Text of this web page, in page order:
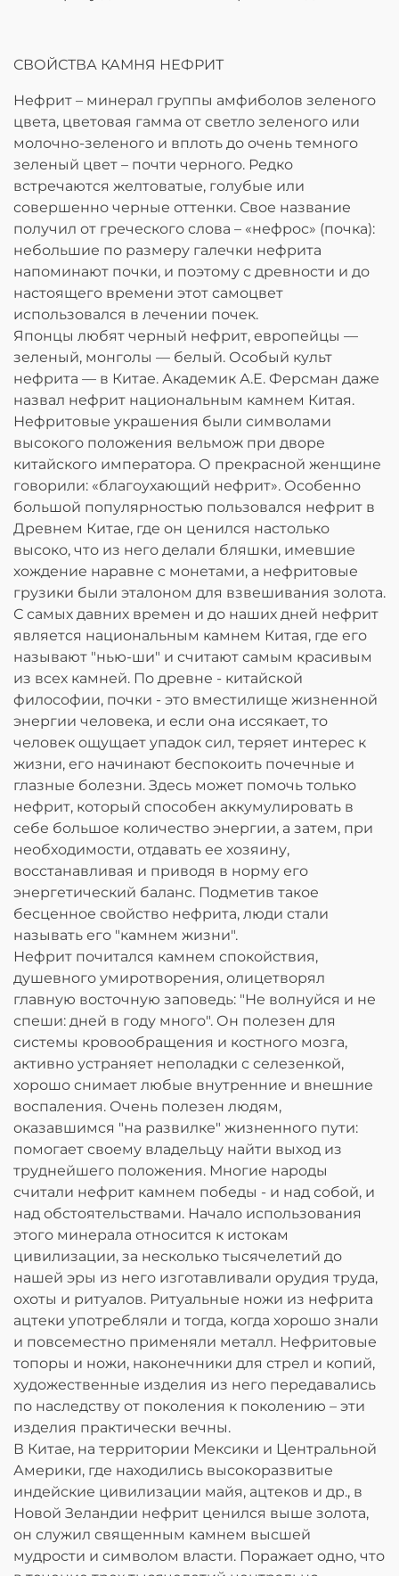
СВОЙСТВА КАМНЯ НЕФРИТ
Нефрит – минерал группы амфиболов зеленого
цвета, цветовая гамма от светло зеленого или
молочно-зеленого и вплоть до очень темного
зеленый цвет – почти черного. Редко
встречаются желтоватые, голубые или
совершенно черные оттенки. Свое название
получил от греческого слова – «нефрос» (почка):
небольшие по размеру галечки нефрита
напоминают почки, и поэтому с древности и до
настоящего времени этот самоцвет
использовался в лечении почек.
Японцы любят черный нефрит, европейцы —
зеленый, монголы — белый. Особый культ
нефрита — в Китае. Академик А.Е. Ферсман даже
назвал нефрит национальным камнем Китая.
Нефритовые украшения были символами
высокого положения вельмож при дворе
китайского императора. О прекрасной женщине
говорили: «благоухающий нефрит». Особенно
большой популярностью пользовался нефрит в
Древнем Китае, где он ценился настолько
высоко, что из него делали бляшки, имевшие
хождение наравне с монетами, а нефритовые
грузики были эталоном для взвешивания золота.
С самых давних времен и до наших дней нефрит
является национальным камнем Китая, где его
называют "нью-ши" и считают самым красивым
из всех камней. По древне - китайской
философии, почки - это вместилище жизненной
энергии человека, и если она иссякает, то
человек ощущает упадок сил, теряет интерес к
жизни, его начинают беспокоить почечные и
глазные болезни. Здесь может помочь только
нефрит, который способен аккумулировать в
себе большое количество энергии, а затем, при
необходимости, отдавать ее хозяину,
восстанавливая и приводя в норму его
энергетический баланс. Подметив такое
бесценное свойство нефрита, люди стали
называть его "камнем жизни".
Нефрит почитался камнем спокойствия,
душевного умиротворения, олицетворял
главную восточную заповедь: "Не волнуйся и не
спеши: дней в году много". Он полезен для
системы кровообращения и костного мозга,
активно устраняет неполадки с селезенкой,
хорошо снимает любые внутренние и внешние
воспаления. Очень полезен людям,
оказавшимся "на развилке" жизненного пути:
помогает своему владельцу найти выход из
труднейшего положения. Многие народы
считали нефрит камнем победы - и над собой, и
над обстоятельствами. Начало использования
этого минерала относится к истокам
цивилизации, за несколько тысячелетий до
нашей эры из него изготавливали орудия труда,
охоты и ритуалов. Ритуальные ножи из нефрита
ацтеки употребляли и тогда, когда хорошо знали
и повсеместно применяли металл. Нефритовые
топоры и ножи, наконечники для стрел и копий,
художественные изделия из него передавались
по наследству от поколения к поколению – эти
изделия практически вечны.
В Китае, на территории Мексики и Центральной
Америки, где находились высокоразвитые
индейские цивилизации майя, ацтеков и др., в
Новой Зеландии нефрит ценился выше золота,
он служил священным камнем высшей
мудрости и символом власти. Поражает одно, что